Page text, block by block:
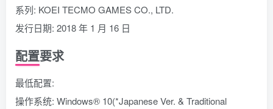
系列: KOEI TECMO GAMES CO., LTD.
发行日期: 2018 年 1 月 16 日
配置要求
最低配置:
操作系统: Windows® 10(*Japanese Ver. & Traditional